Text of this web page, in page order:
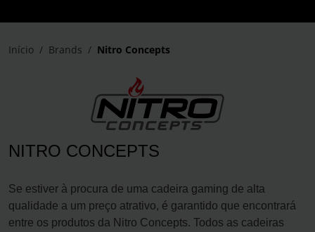
Início Brands Nitro Concepts
NITRO CONCEPTS
Se estiver à procura de uma cadeira gaming de alta
qualidade a um preço atrativo, é garantido que encontrará
entre os produtos da Nitro Concepts. Todos as cadeiras